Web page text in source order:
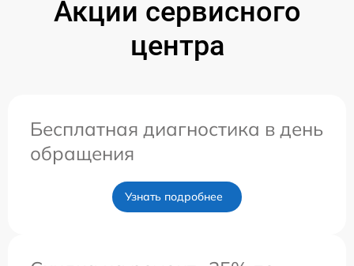
Акции сервисного
центра
Бесплатная диагностика в день
обращения
Узнать подробнее